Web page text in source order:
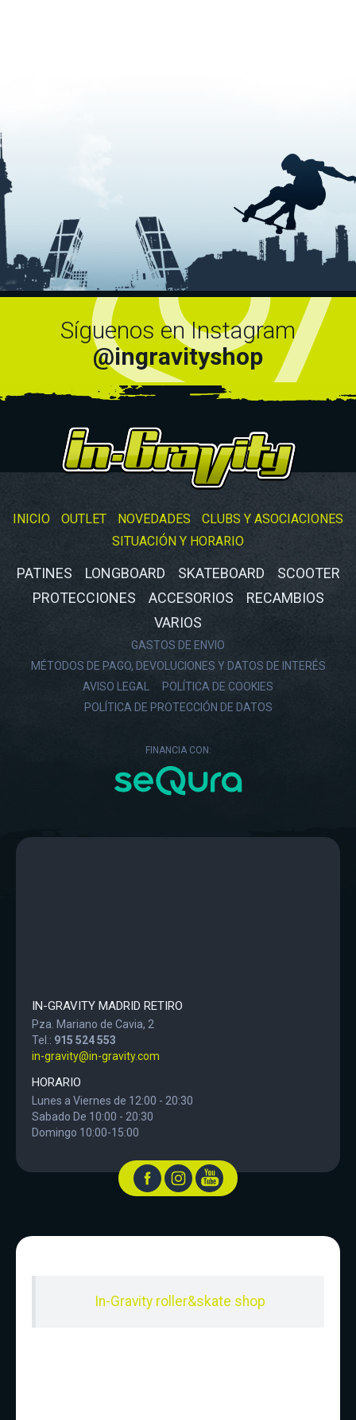
Síguenos en Instagram
@ingravityshop
INICIO OUTLET NOVEDADES
CLUBS Y ASOCIACIONES
SITUACIÓN Y HORARIO
PATINES LONGBOARD SKATEBOARD
SCOOTER
PROTECCIONES
ACCESORIOS
RECAMBIOS
VARIOS
GASTOS DE ENVIO
MÉTODOS DE PAGO, DEVOLUCIONES Y DATOS DE INTERÉS
AVISO LEGAL
POLÍTICA DE COOKIES
POLÍTICA DE PROTECCIÓN DE DATOS
FINANCIA CON:
In-Gravity roller&skate shop
IN-GRAVITY MADRID RETIRO
Pza. Mariano de Cavia, 2
Tel.: 915 524 553
in-gravity@in-gravity.com
HORARIO
Lunes a Viernes de 12:00 - 20:30
Sabado De 10:00 - 20:30
Domingo 10:00-15:00